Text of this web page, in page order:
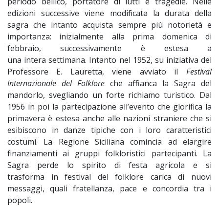
edizioni successive viene modificata la durata della
sagra che intanto acquista sempre più notorietà e
importanza: inizialmente alla prima domenica di
febbraio, successivamente è estesa a
una intera settimana. Intanto nel 1952, su iniziativa del
Professore E. Lauretta, viene avviato il Festival
Internazionale del Folklore che affianca la Sagra del
mandorlo, svegliando un forte richiamo turistico. Dal
1956 in poi la partecipazione all’evento che glorifica la
primavera è estesa anche alle nazioni straniere che si
esibiscono in danze tipiche con i loro caratteristici
costumi. La Regione Siciliana comincia ad elargire
finanziamenti ai gruppi folkloristici partecipanti. La
Sagra perde lo spirito di festa agricola e si
trasforma in festival del folklore carica di nuovi
messaggi, quali fratellanza, pace e concordia tra i
popoli.